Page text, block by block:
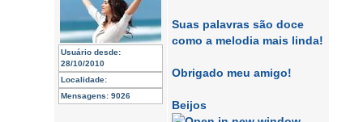
Usuário desde:
28/10/2010
Localidade:
Mensagens: 9026
Suas palavras são doce
como a melodia mais linda!
Obrigado meu amigo!
Beijos